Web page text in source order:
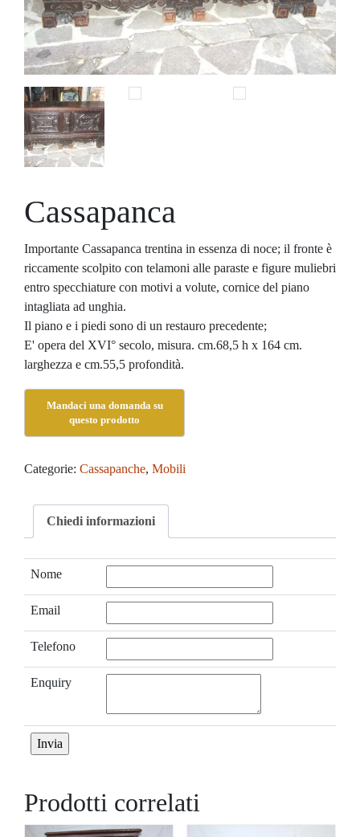
Cassapanca
Importante Cassapanca trentina in essenza di noce; il fronte è
riccamente scolpito con telamoni alle paraste e figure muliebri
entro specchiature con motivi a volute, cornice del piano
intagliata ad unghia.
Il piano e i piedi sono di un restauro precedente;
E' opera del XVI° secolo, misura. cm.68,5 h x 164 cm.
larghezza e cm.55,5 profondità.
Categorie: Cassapanche, Mobili
Chiedi informazioni
Nome
Email
Telefono
Enquiry
Prodotti correlati